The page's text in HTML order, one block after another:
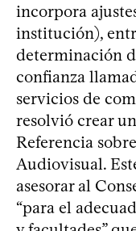
incorpora
institución),
determinación
confianza
servicios de
resolvió crear
Referencia
Audiovisual.
asesorar al
“para el